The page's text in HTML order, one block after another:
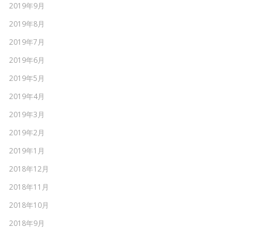
2019年9月
2019年8月
2019年7月
2019年6月
2019年5月
2019年4月
2019年3月
2019年2月
2019年1月
2018年12月
2018年11月
2018年10月
2018年9月